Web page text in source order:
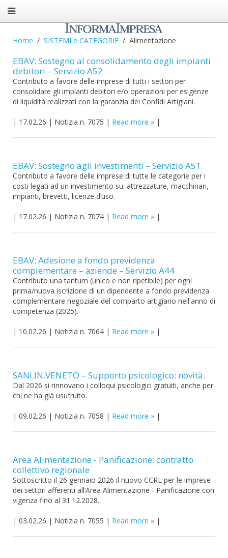
Home SISTEMI e CATEGORIE Alimentazione
EBAV: Sostegno al consolidamento degli impianti
debitori – Servizio A52
Contributo a favore delle imprese di tutti i settori per
consolidare gli impianti debitori e/o operazioni per esigenze
di liquidità realizzati con la garanzia dei Confidi Artigiani.
| 17.02.26 | Notizia n. 7075 | Read more |
EBAV: Sostegno agli investimenti – Servizio A51
Contributo a favore delle imprese di tutte le categorie per i
costi legati ad un investimento su: attrezzature, macchinari,
impianti, brevetti, licenze d’uso.
| 17.02.26 | Notizia n. 7074 | Read more |
EBAV: Adesione a fondo previdenza
complementare – aziende – Servizio A44
Contributo una tantum (unico e non ripetibile) per ogni
prima/nuova iscrizione di un dipendente a fondo previdenza
complementare negoziale del comparto artigiano nell'anno di
competenza (2025).
| 10.02.26 | Notizia n. 7064 | Read more |
SANI.IN.VENETO – Supporto psicologico: novità.
Dal 2026 si rinnovano i colloqui psicologici gratuiti, anche per
chi ne ha già usufruito.
| 09.02.26 | Notizia n. 7058 | Read more |
Area Alimentazione - Panificazione: contratto
collettivo regionale
Sottoscritto il 26 gennaio 2026 il nuovo CCRL per le imprese
dei settori afferenti all’Area Alimentazione - Panificazione con
vigenza fino al 31.12.2028.
| 03.02.26 | Notizia n. 7055 | Read more |